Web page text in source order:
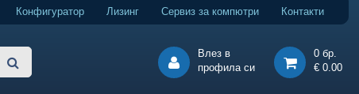
Конфигуратор Лизинг Сервиз за компютри Контакти
Влез в
профила си
0 бр.
€ 0.00